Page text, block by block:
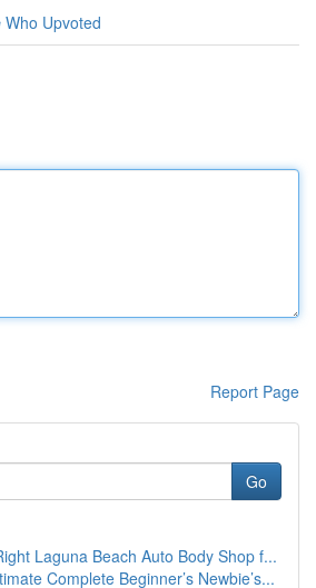
Who Upvoted
Report Page
Go
Laguna Beach Auto Body Shop f...
Complete Beginner’s Newbie’s...